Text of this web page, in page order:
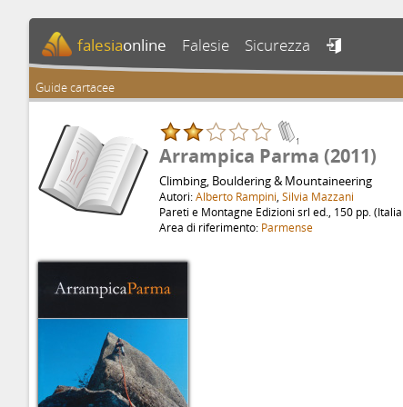
falesiaonline Falesie Sicurezza 
Guide cartacee
1
Arrampica Parma (2011)
Climbing, Bouldering & Mountaineering
Autori:Alberto Rampini Silvia Mazzani
Pareti e Montagne Edizioni srl ed., 150 pp.
Area di riferimento: Parmense